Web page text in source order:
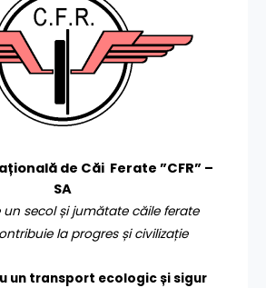
de Căi Ferate ”CFR” –
SA
un secol și jumătate căile ferate
la progres și civilizație
un transport ecologic și sigur